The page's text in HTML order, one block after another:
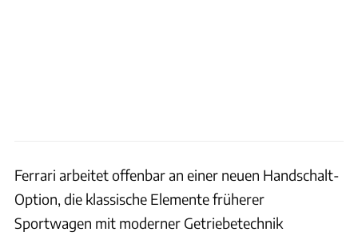
Ferrari arbeitet offenbar an einer neuen Handschalt-
Option, die klassische Elemente früherer
Sportwagen mit moderner Getriebetechnik